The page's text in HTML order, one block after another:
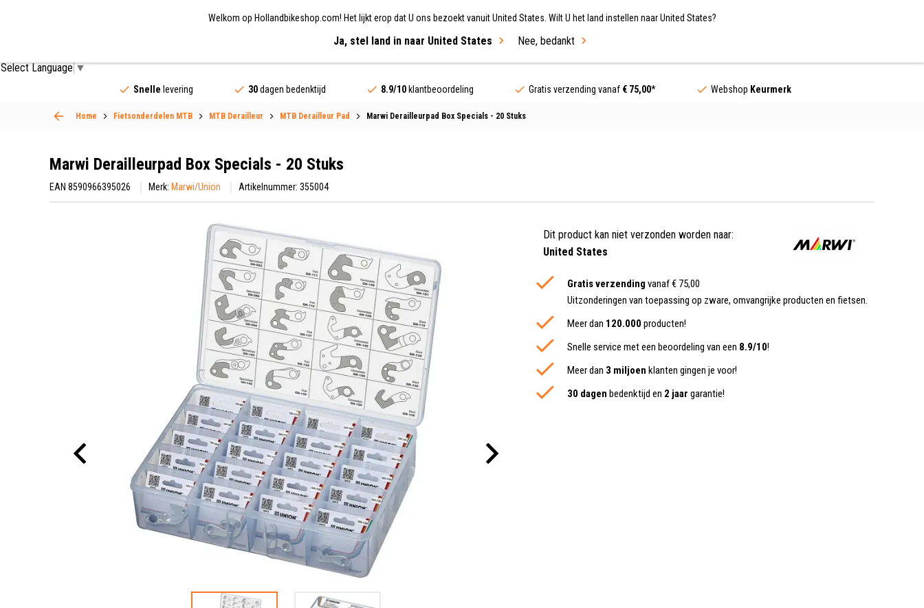
Nederland / EUR
Fietsen Merken Sale
Select Language▼
Welkom op Hollandbikeshop.com! Het lijkt erop dat U ons bezoekt vanuit United States. Wilt U het land instellen naar United States?
Ja, stel land in naar United States Nee, bedankt
Snelle levering 30dagen bedenktijd 8.9/10klantbeoordeling Gratis verzending vanaf € 75,00* Webshop Keurmerk
Home Fietsonderdelen MTB MTB Derailleur MTB Derailleur Pad Marwi Derailleurpad Box Specials - 20 Stuks
Marwi Derailleurpad Box Specials - 20 Stuks
EAN 8590966395026 Merk: Marwi/Union Artikelnummer: 355004
Dit product kan niet verzonden worden naar:
United States
Gratis verzending vanaf € 75,00
Uitzonderingen van toepassing op zware, omvangrijke producten en fietsen.
Meer dan 120.000 producten!
Snelle service met een beoordeling van een 8.9/10!
Meer dan 3 miljoen klanten gingen je voor!
30 dagen bedenktijd en 2 jaar garantie!